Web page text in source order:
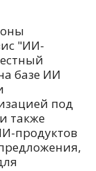
"ИИ-
базе ИИ
под
также
продуктов